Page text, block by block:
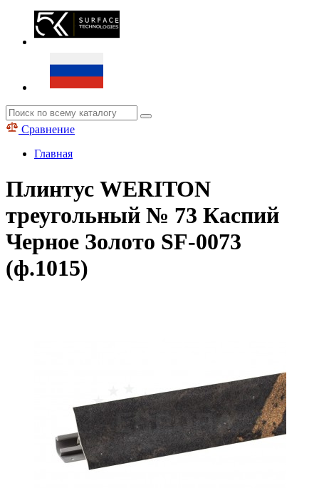
Сравнение
Главная
Плинтус WERITON
треугольный № 73 Каспий
Черное Золото SF-0073
(ф.1015)